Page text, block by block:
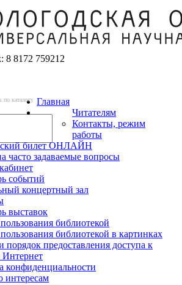
8 8172 759212
по каталогу Главная
Читателям
Контакты, режим
работы
билет ОНЛАЙН
часто задаваемые вопросы
событий
концертный зал
выставок
библиотекой
библиотекой в картинках
порядок предоставления доступа к
Интернет
конфиденциальности
интересам